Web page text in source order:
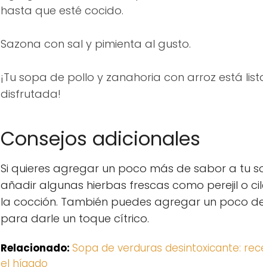
hasta que esté cocido.
Sazona con sal y pimienta al gusto.
¡Tu sopa de pollo y zanahoria con arroz está
disfrutada!
Consejos adicionales
Si quieres agregar un poco más de sabor a tu
añadir algunas hierbas frescas como perejil o
la cocción. También puedes agregar un poco
para darle un toque cítrico.
Relacionado: Sopa de verduras desintoxicante:
el hígado